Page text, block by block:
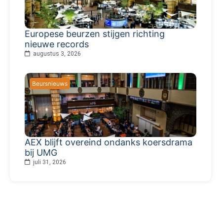
Europese beurzen stijgen richting
nieuwe records
augustus 3, 2026
Beursnieuws
AEX blijft overeind ondanks koersdrama
bij UMG
juli 31, 2026